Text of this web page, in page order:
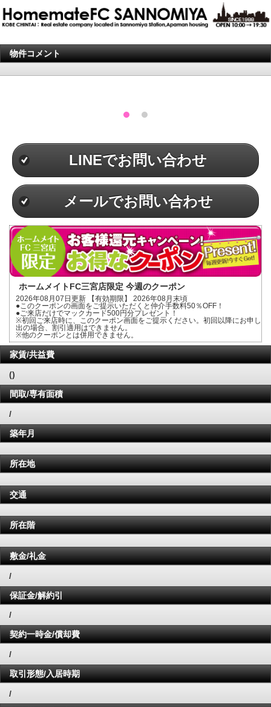
物件コメント
LINEでお問い合わせ
メールでお問い合わせ
ホームメイトFC三宮店限定 今週のクーポン
2026年08月07日更新 【有効期限】 2026年08月末頃
●このクーポンの画面をご提示いただくと仲介手数料50％OFF！
●ご来店だけでマックカード500円分プレゼント！
※初回ご来店時に、このクーポン画面をご提示ください。初回以降にお申し
出の場合、割引適用はできません。
※他のクーポンとは併用できません。
家賃/共益費
()
間取/専有面積
/
築年月
所在地
交通
所在階
敷金/礼金
/
保証金/解約引
/
契約一時金/償却費
/
取引形態/入居時期
/